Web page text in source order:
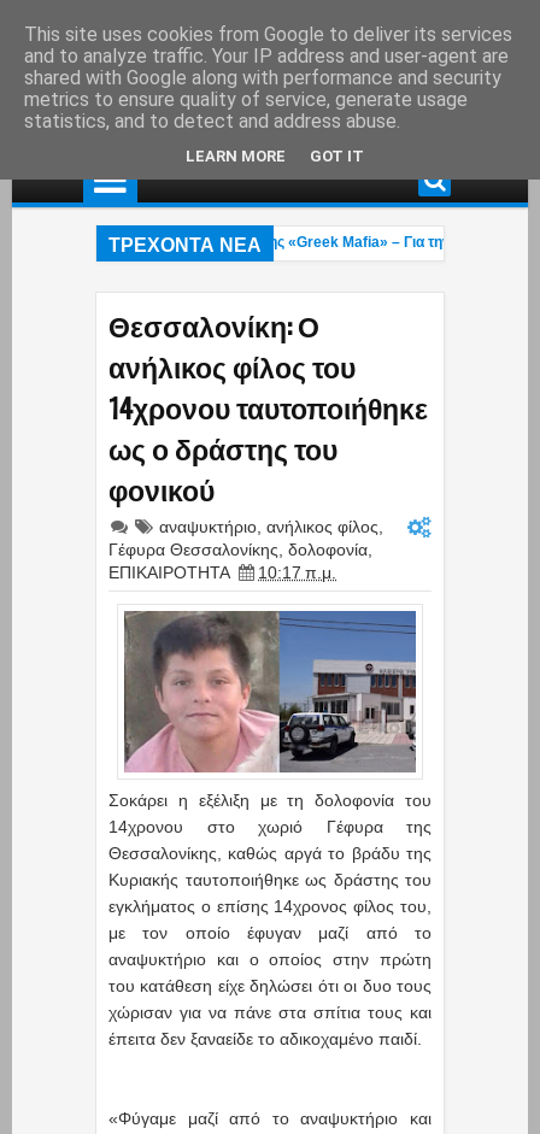
ΤΡΕΧΟΝΤΑ ΝΕΑ
Συνελήφθη στη Γερμανία εκτελεστής της «Greek Mafia» – Για την δολοφνία
Θεσσαλονίκη: Ο
ανήλικος φίλος του
14χρονου ταυτοποιήθηκε
ως ο δράστης του
φονικού
αναψυκτήριο ανήλικος φίλος
Γέφυρα Θεσσαλονίκης δολοφονία
ΕΠΙΚΑΙΡΟΤΗΤΑ
10:17 π.μ.
Σοκάρει η εξέλιξη με τη δολοφονία του
14χρονου στο χωριό Γέφυρα της
Θεσσαλονίκης, καθώς αργά το βράδυ της
Κυριακής ταυτοποιήθηκε ως δράστης του
εγκλήματος ο επίσης 14χρονος φίλος του,
με τον οποίο έφυγαν μαζί από το
αναψυκτήριο και ο οποίος στην πρώτη
του κατάθεση είχε δηλώσει ότι οι δυο τους
χώρισαν για να πάνε στα σπίτια τους και
έπειτα δεν ξαναείδε το αδικοχαμένο παιδί.
«Φύγαμε μαζί από το αναψυκτήριο και
This site uses cookies from Google to deliver its services
and to analyze traffic. Your IP address and user-agent are
shared with Google along with performance and security
metrics to ensure quality of service, generate usage
statistics, and to detect and address abuse.
LEARN MORE GOT IT